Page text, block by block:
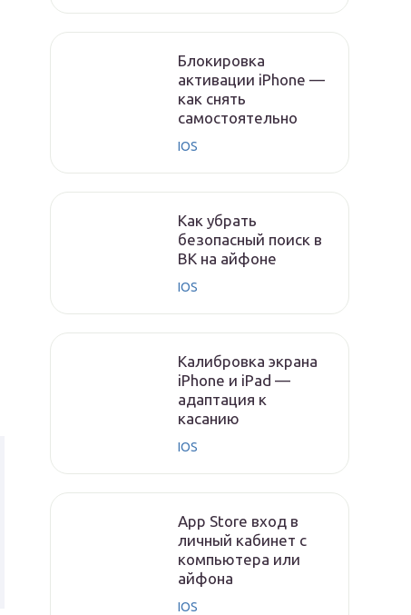
Блокировка
активации iPhone —
как снять
самостоятельно
IOS
Как убрать
безопасный поиск в
ВК на айфоне
IOS
Калибровка экрана
iPhone и iPad —
адаптация к
касанию
IOS
App Store вход в
личный кабинет с
компьютера или
айфона
IOS